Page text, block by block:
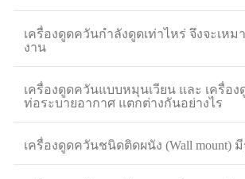
เครื่องดูดควันกำลังดูดเท่าไหร่ จึงจะเห
งาน
เครื่องดูดควันแบบหมุนเวียน และ เครื่อ
ท่อระบายอากาศ แตกต่างกันอย่างไร
เครื่องดูดควันชนิดติดผนัง (Wall mount)